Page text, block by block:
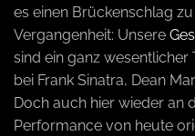
es einen Brückenschlag
Vergangenheit: Unsere
sind ein ganz wesentlicher
bei Frank Sinatra, Dean
Doch auch hier wieder an
Performance von heute